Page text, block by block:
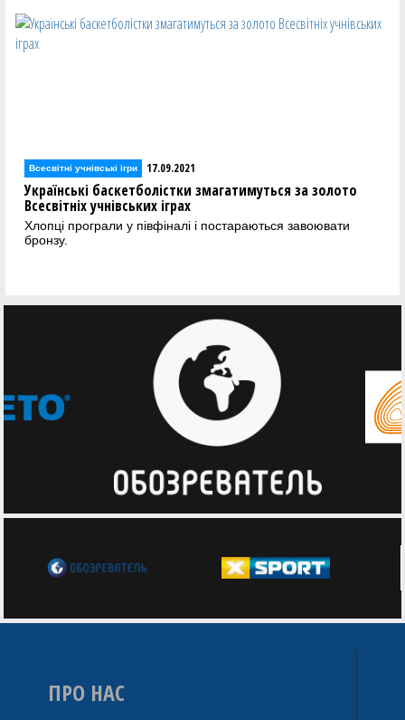
ігри 17.09.2021
змагатимуться за золото
іграх
у півфіналі і постараються завоювати
Збірні України
Наші хлопці та
ПРО НАС